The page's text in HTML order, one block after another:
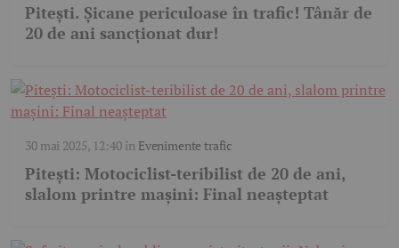
Pitești. Șicane periculoase în trafic! Tânăr de
20 de ani sancționat dur!
30 mai 2025, 12:40în Evenimente trafic
Pitești: Motociclist-teribilist de 20 de ani,
slalom printre mașini: Final neașteptat